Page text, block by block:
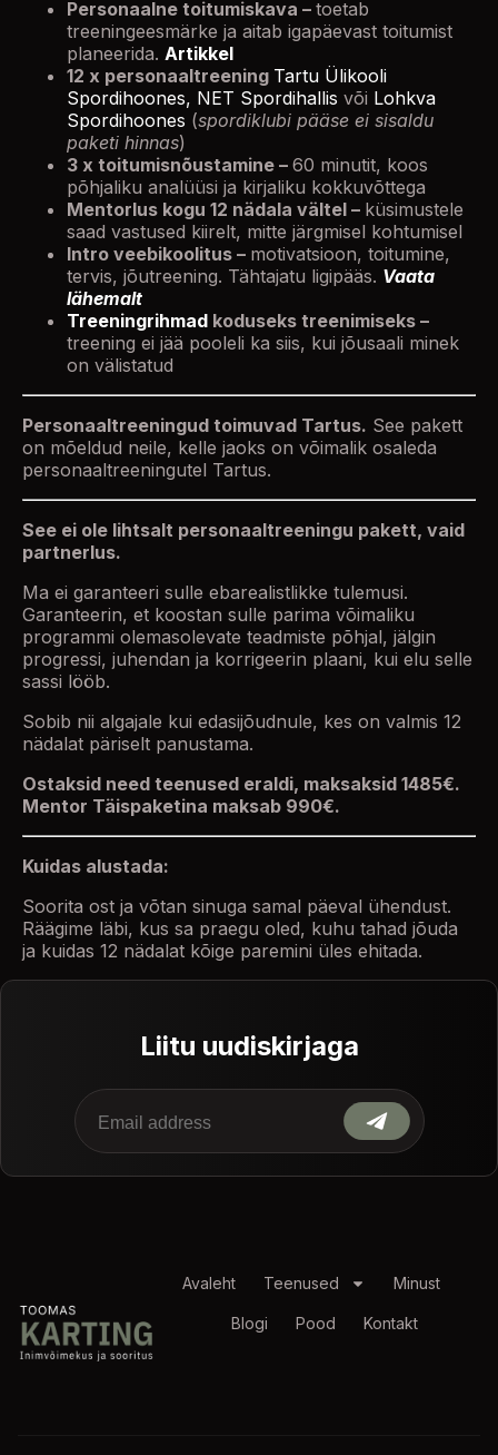
Personaalne toitumiskava – toetab
treeningeesmärke ja aitab igapäevast toitumist
planeerida. Artikkel
12 x personaaltreening Tartu Ülikooli
Spordihoones, NET Spordihallis või Lohkva
Spordihoones (spordiklubi pääse ei sisaldu
paketi hinnas)
3 x toitumisnõustamine – 60 minutit, koos
põhjaliku analüüsi ja kirjaliku kokkuvõttega
Mentorlus kogu 12 nädala vältel – küsimustele
saad vastused kiirelt, mitte järgmisel kohtumisel
Intro veebikoolitus – motivatsioon, toitumine,
tervis, jõutreening. Tähtajatu ligipääs. Vaata
lähemalt
Treeningrihmad koduseks treenimiseks –
treening ei jää pooleli ka siis, kui jõusaali minek
on välistatud
Personaaltreeningud toimuvad Tartus. See pakett
on mõeldud neile, kelle jaoks on võimalik osaleda
personaaltreeningutel Tartus.
See ei ole lihtsalt personaaltreeningu pakett, vaid
partnerlus.
Ma ei garanteeri sulle ebarealistlikke tulemusi.
Garanteerin, et koostan sulle parima võimaliku
programmi olemasolevate teadmiste põhjal, jälgin
progressi, juhendan ja korrigeerin plaani, kui elu selle
sassi lööb.
Sobib nii algajale kui edasijõudnule, kes on valmis 12
nädalat päriselt panustama.
Ostaksid need teenused eraldi, maksaksid 1485€.
Mentor Täispaketina maksab 990€.
Kuidas alustada:
Soorita ost ja võtan sinuga samal päeval ühendust.
Räägime läbi, kus sa praegu oled, kuhu tahad jõuda
ja kuidas 12 nädalat kõige paremini üles ehitada.
Liitu uudiskirjaga
Avaleht Teenused Minust
Blogi Pood Kontakt